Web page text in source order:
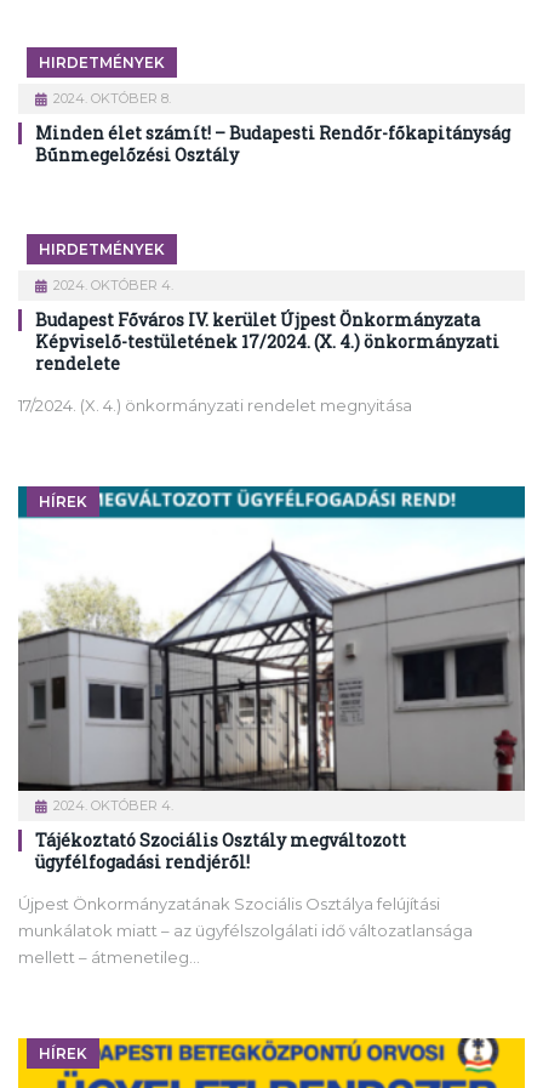
HIRDETMÉNYEK
2024. OKTÓBER 8.
Minden élet számít! – Budapesti Rendőr-főkapitányság
Bűnmegelőzési Osztály
HIRDETMÉNYEK
2024. OKTÓBER 4.
Budapest Főváros IV. kerület Újpest Önkormányzata
Képviselő-testületének 17/2024. (X. 4.) önkormányzati
rendelete
17/2024. (X. 4.) önkormányzati rendelet megnyitása
HÍREK
2024. OKTÓBER 4.
Tájékoztató Szociális Osztály megváltozott
ügyfélfogadási rendjéről!
Újpest Önkormányzatának Szociális Osztálya felújítási
munkálatok miatt – az ügyfélszolgálati idő változatlansága
mellett – átmenetileg…
HÍREK